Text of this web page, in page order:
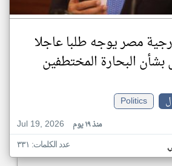
مصر يوجه طلبا عاجلا
بشأن البحارة المختطفين
Politics
Jul 19, 2026
منذ ١٩ يوم
عدد الكلمات: ٣٣١